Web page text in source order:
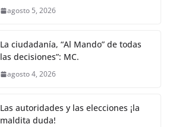
agosto 5, 2026
La ciudadanía, “Al Mando” de todas
las decisiones”: MC.
agosto 4, 2026
Las autoridades y las elecciones ¡la
maldita duda!